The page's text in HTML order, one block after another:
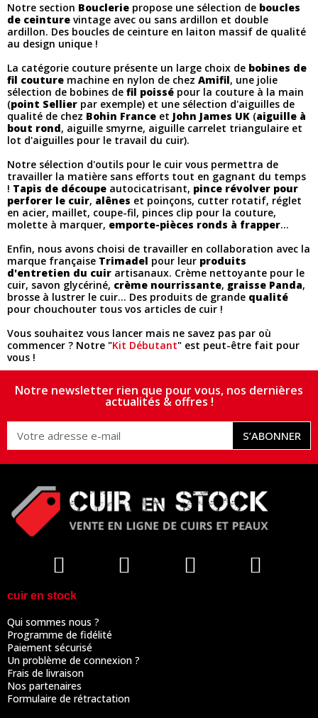
Notre section Bouclerie propose une sélection de boucles
de ceinture vintage avec ou sans ardillon et double
ardillon. Des boucles de ceinture en laiton massif de qualité
au design unique !
La catégorie couture présente un large choix de bobines de
fil couture machine en nylon de chez Amifil, une jolie
sélection de bobines de fil poissé pour la couture à la main
(point Sellier par exemple) et une sélection d'aiguilles de
qualité de chez Bohin France et John James UK (aiguille à
bout rond, aiguille smyrne, aiguille carrelet triangulaire et
lot d'aiguilles pour le travail du cuir).
Notre sélection d'outils pour le cuir vous permettra de
travailler la matière sans efforts tout en gagnant du temps
! Tapis de découpe autocicatrisant, pince révolver pour
perforer le cuir, alênes et poinçons, cutter rotatif, réglet
en acier, maillet, coupe-fil, pinces clip pour la couture,
molette à marquer, emporte-pièces ronds à frapper...
Enfin, nous avons choisi de travailler en collaboration avec la
marque française Trimadel pour leur produits
d'entretien du cuir artisanaux. Crème nettoyante pour le
cuir, savon glycériné, crème nourrissante, graisse Panda,
brosse à lustrer le cuir... Des produits de grande qualité
pour chouchouter tous vos articles de cuir !
Vous souhaitez vous lancer mais ne savez pas par où
commencer ? Notre "Kit Débutant" est peut-être fait pour
vous !
Notre newsletter rien que pour vous, nos dernières
actualités & offres !
S’ABONNER
cuir en stock
Qui sommes nous ?
Programme de fidélité
Paiement sécurisé
Un problème de connexion ?
Frais de livraison
Nos partenaires
Formulaire de rétractation